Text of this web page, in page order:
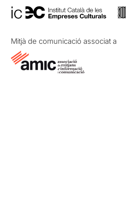
Mitjà de comunicació associat a